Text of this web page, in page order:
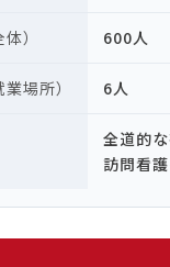
） 600人
場所） 6人
全道的
訪問看